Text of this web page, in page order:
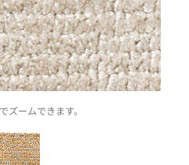
ズームできます。